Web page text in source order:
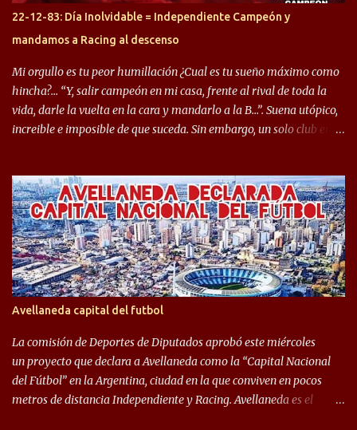
Gastón Togni y Domingo Blanco, donde ambos explotaron
futbolísticamente hablando en el equipo de Varela, donde, por
ejemplo, el caso de Mingo llego a ser tenido en cuenta para el
Seleccionado Argentino, rendimiento que aún no ha logrado
mostrar en Independiente. En e...
22-12-83: Día Inolvidable = Independiente Campeón y
mandamos a Racing al descenso
Mi orgullo es tu peor humillación ¿Cual es tu sueño máximo como
hincha?… “Y, salir campeón en mi casa, frente al rival de toda la
vida, darle la vuelta en la cara y mandarlo a la B…”. Suena utópico,
increible e imposible de que suceda. Sin embargo, un solo club en el
campeonato del '83 año consagratorio para el Rojo y, por el otro, el
haber mandado al descenso a su eterno rival. 22 de diciembre de
1983 es una fecha que pocos hinchas de Independiente pueden
dejar en el olvido. Es que ese día, el "Rojo" derrotó a Racing por 2 a
0, se consagró campeón y, además, mandó al descenso a su eterno
rival. El clásico de Avellaneda marcó el epílogo del campeonato,
algo totalmente inusual para estas épocas, donde la violencia no
permite encuentros de riesgo sobre el final de los torneos. En la
década del ochenta y con una democracia flo...
Avellaneda capital del futbol
La comisión de Deportes de Diputados aprobó este miércoles
un proyecto que declara a Avellaneda como la “Capital Nacional
del Fútbol” en la Argentina, ciudad en la que conviven en pocos
metros de distancia Independiente y Racing. Avellaneda es el